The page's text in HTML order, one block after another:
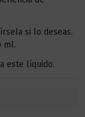
si lo deseas.
ml.
este líquido.